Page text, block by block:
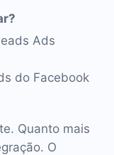
Ads
do Facebook
Quanto mais
O